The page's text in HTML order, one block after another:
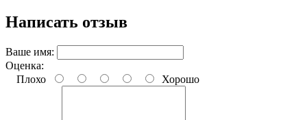
Написать отзыв
Ваше имя:
Оценка:
Плохо
Хорошо